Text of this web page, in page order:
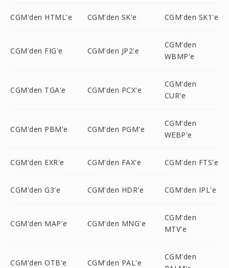
CGM'den HTML'e CGM'den SK'e CGM'den SK1'e
CGM'den FIG'e CGM'den JP2'e
CGM'den
WBMP'e
CGM'den TGA'e CGM'den PCX'e
CGM'den
CUR'e
CGM'den PBM'e CGM'den PGM'e
CGM'den
WEBP'e
CGM'den EXR'e CGM'den FAX'e CGM'den FTS'e
CGM'den G3'e CGM'den HDR'e CGM'den IPL'e
CGM'den MAP'e CGM'den MNG'e
CGM'den
MTV'e
CGM'den OTB'e CGM'den PAL'e
CGM'den